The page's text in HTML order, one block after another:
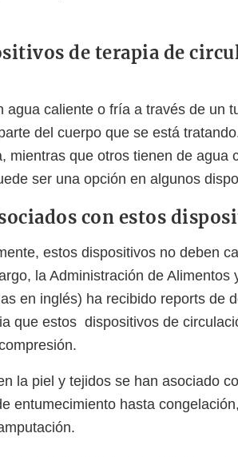
de terapia de
agua caliente o fría a través de un
del cuerpo que se está
mientras que otros tienen de agua
ser una opción en algunos
con estos
estos dispositivos no deben
la Administración de Alimentos
en inglés) ha recibido reports de
que estos dispositivos de
la piel y tejidos se han asociado
entumecimiento hasta